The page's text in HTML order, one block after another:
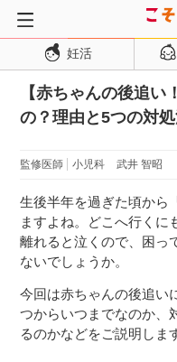
トップページ
妊活
妊娠・出産
妊娠中期
妊娠後期
子育て・育児
０歳児
妊活
【赤ちゃんの後追い
の？理由と5つの対
監修医師 小児科 武井 智昭
生後半年を過ぎた頃から
ますよね。どこへ行くに
離れると泣くので、困っ
ないでしょうか。
今回は赤ちゃんの後追い
つからいつまでなのか、
るのかなどをご説明しま